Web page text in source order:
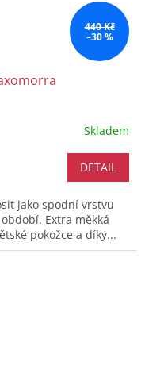
440 Kč
–30 %
Skladem
DETAIL
jako spodní vrstvu
Extra měkká
pokožce a díky...